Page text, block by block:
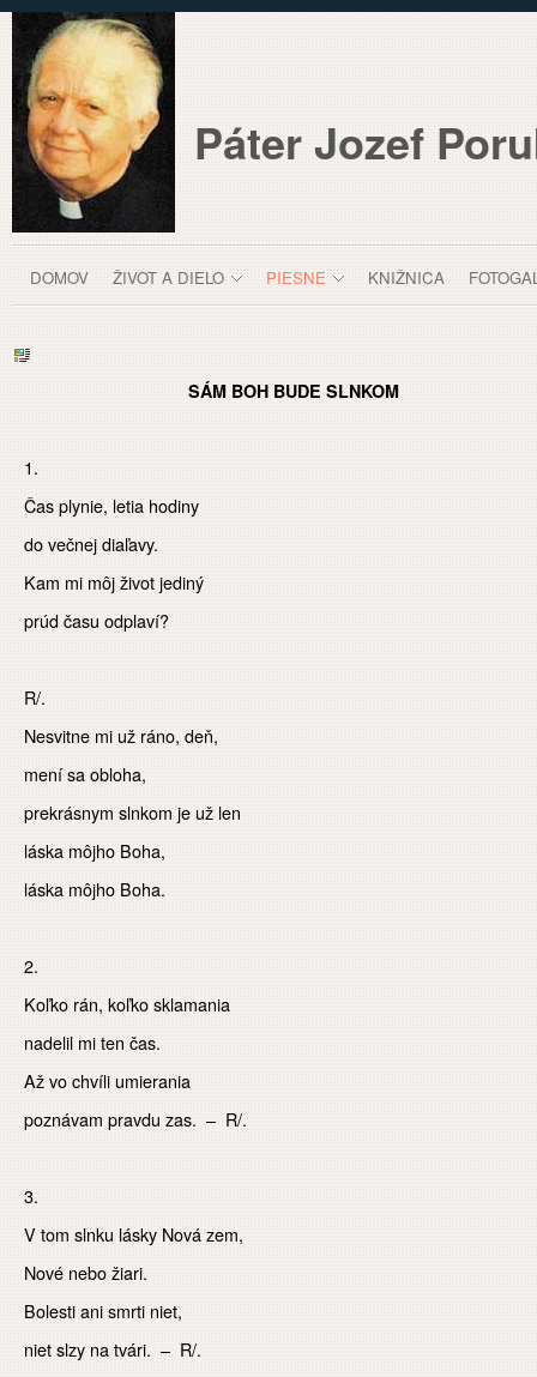
Prejsť k obsahu
Páter Jozef
Čas plynie, letia hodiny
DOMOV ŽIVOT A DIELO PIESNE KNIŽNICA
SÁM BOH BUDE SLNKOM
1.
Čas plynie, letia hodiny
do večnej diaľavy.
Kam mi môj život jediný
prúd času odplaví?
R/.
Nesvitne mi už ráno, deň,
mení sa obloha,
prekrásnym slnkom je už len
láska môjho Boha,
láska môjho Boha.
2.
Koľko rán, koľko sklamania
nadelil mi ten čas.
Až vo chvíli umierania
poznávam pravdu zas. – R/.
3.
V tom slnku lásky Nová zem,
Nové nebo žiari.
Bolesti ani smrti niet,
niet slzy na tvári. – R/.